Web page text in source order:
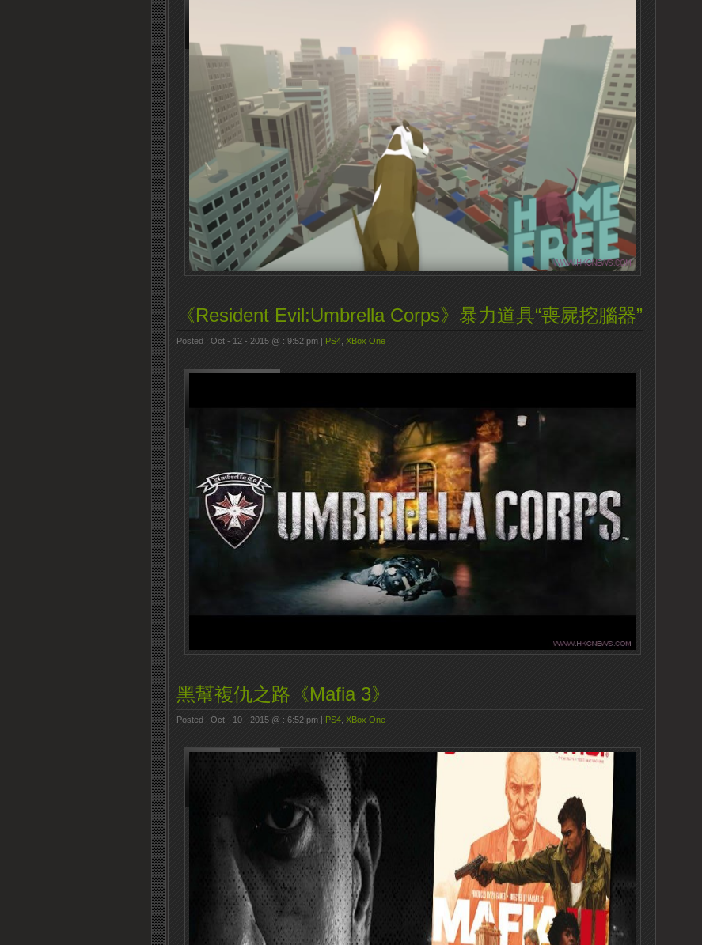
《Resident Evil:Umbrella Corps》暴力道具“喪屍挖腦器”
Posted : Oct - 12 - 2015 @ : 9:52 pm | PS4 XBox One
黑幫複仇之路《Mafia 3》
Posted : Oct - 10 - 2015 @ : 6:52 pm | PS4 XBox One